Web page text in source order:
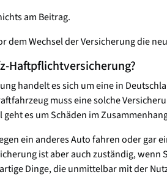
am Beitrag.
dem Wechsel der Versicherung die
Haftpflichtversicherung?
handelt es sich um eine in
muss eine solche
es um Schäden im
ein anderes Auto fahren oder
ist aber auch zuständig,
Dinge, die unmittelbar mit der